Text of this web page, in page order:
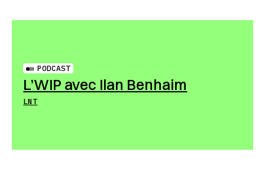
PODCAST
L’WIP avec Ilan Benhaim
LNT